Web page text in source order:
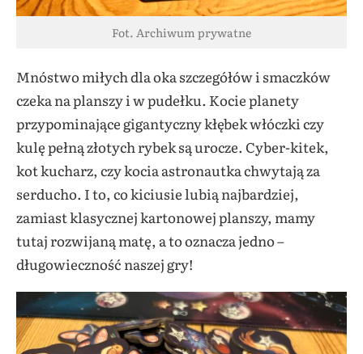
Fot. Archiwum prywatne
Mnóstwo miłych dla oka szczegółów i smaczków
czeka na planszy i w pudełku. Kocie planety
przypominające gigantyczny kłębek włóczki czy
kulę pełną złotych rybek są urocze. Cyber-kitek,
kot kucharz, czy kocia astronautka chwytają za
serducho. I to, co kiciusie lubią najbardziej,
zamiast klasycznej kartonowej planszy, mamy
tutaj rozwijaną matę, a to oznacza jedno –
długowieczność naszej gry!